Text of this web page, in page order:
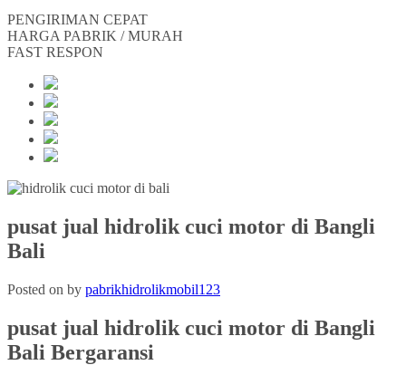
PENGIRIMAN CEPAT
HARGA PABRIK / MURAH
FAST RESPON
pusat jual hidrolik cuci motor di Bangli
Bali
Posted on by pabrikhidrolikmobil123
pusat jual hidrolik cuci motor di Bangli
Bali Bergaransi